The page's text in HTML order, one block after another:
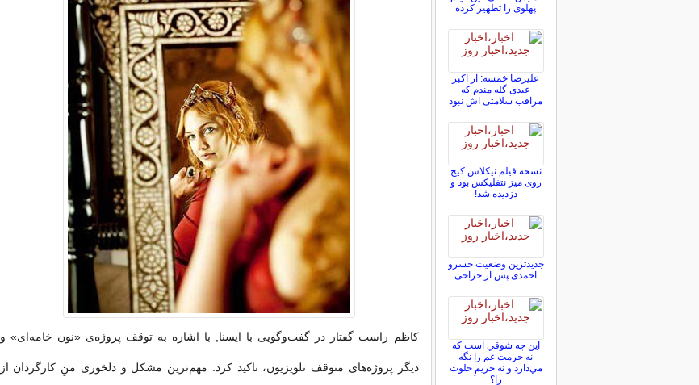
کاظم راست‌ گفتار در گفت‌وگویی با ایسنا, با اشاره به توقف پروژه‌ی «نون‌ خامه‌ای» و
دیگر پروژه‌های متوقف تلویزیون، تاکید کرد: مهم‌ترین مشکل و دلخوری منِ کارگردان از
پهلوی را تطهیر کرده
علیرضا خمسه: از اکبر
عبدی گله مندم که
مراقب سلامتی اش نبود
نسخه فیلم نیکلاس کیج
روی میز نتفلیکس بود و
دزدیده شد!
جدیدترین وضعیت خسرو
احمدی پس از جراحی
اين چه شوقي است كه
نه حرمت غم را نگه
مي‌دارد و نه حريمِ خلوت
را؟